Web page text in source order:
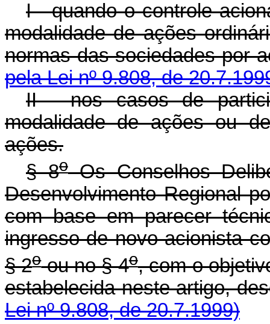
I - quando o controle
modalidade de ações
normas das
pela Lei nº 9.808, de
II - nos casos de
modalidade de ações ou
ações.
§ 8oOs Conselhos
Desenvolvimento Regional
com base em parecer
ingresso de novo acionista
§ 2oou no § 4o, com o
estabelecida neste
Lei nº 9.808, de 20.7.1999)